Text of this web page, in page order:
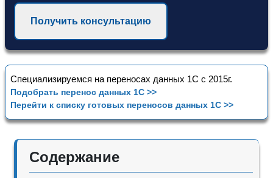
Получить консультацию
Специализируемся на переносах данных 1С с 2015г.
Подобрать перенос данных 1С >>
Перейти к списку готовых переносов данных 1С >>
Содержание